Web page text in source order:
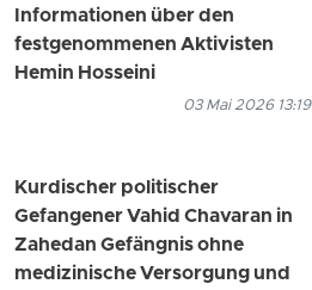
Informationen über den
festgenommenen Aktivisten
Hemin Hosseini
03 Mai 2026 13:19
Kurdischer politischer
Gefangener Vahid Chavaran in
Zahedan Gefängnis ohne
medizinische Versorgung und